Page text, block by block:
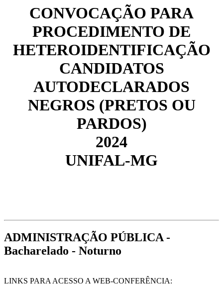
CONVOCAÇÃO PARA
PROCEDIMENTO DE
HETEROIDENTIFICAÇÃO
CANDIDATOS
AUTODECLARADOS
NEGROS (PRETOS OU
PARDOS)
2024
UNIFAL-MG
ADMINISTRAÇÃO PÚBLICA -
Bacharelado - Noturno
LINKS PARA ACESSO A WEB-CONFERÊNCIA: